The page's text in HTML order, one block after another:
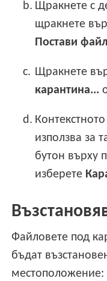
b. Щракнете с
щракнете
Постави
c. Щракнете
карантина...
d.
използва за
бутон върху
изберете
Файловете под
бъдат
местоположение: